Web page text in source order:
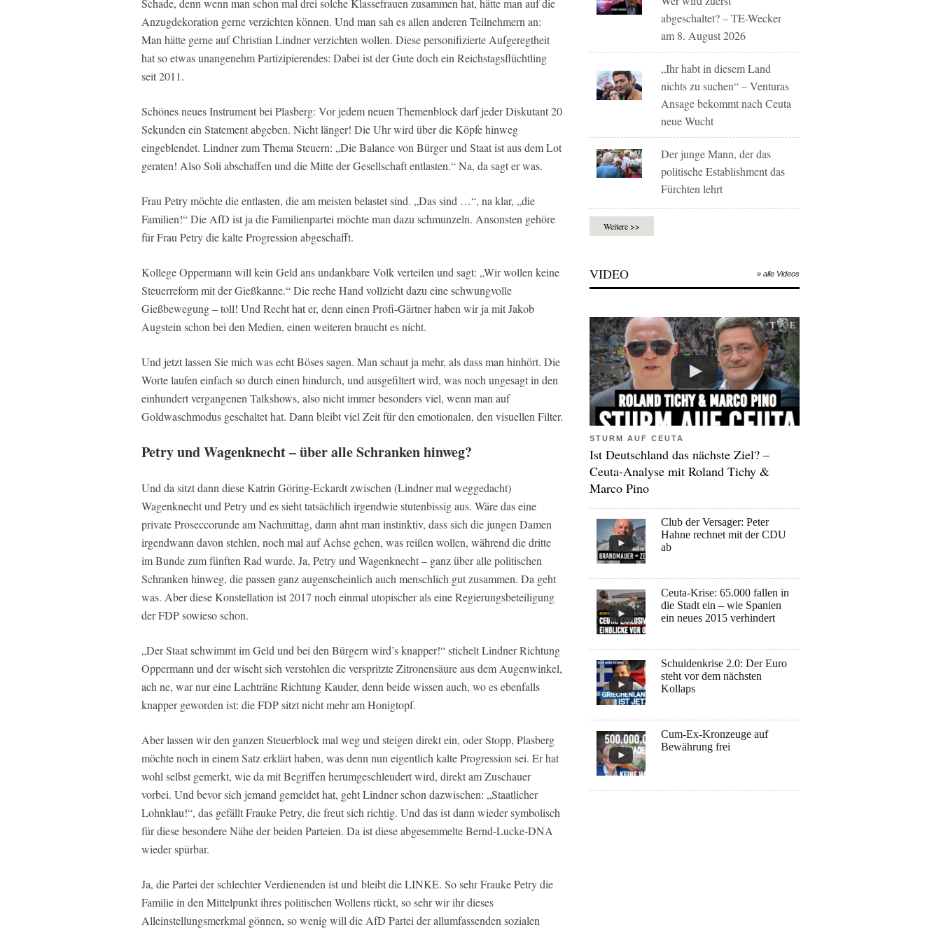
Schade, denn wenn man schon mal drei solche Klassefrauen zusammen hat, hätte man auf die
Anzugdekoration gerne verzichten können. Und man sah es allen anderen Teilnehmern an:
Man hätte gerne auf Christian Lindner verzichten wollen. Diese personifizierte Aufgeregtheit
hat so etwas unangenehm Partizipierendes: Dabei ist der Gute doch ein Reichstagsflüchtling
seit 2011.
Schönes neues Instrument bei Plasberg: Vor jedem neuen Themenblock darf jeder Diskutant 20
Sekunden ein Statement abgeben. Nicht länger! Die Uhr wird über die Köpfe hinweg
eingeblendet. Lindner zum Thema Steuern: „Die Balance von Bürger und Staat ist aus dem Lot
geraten! Also Soli abschaffen und die Mitte der Gesellschaft entlasten.“ Na, da sagt er was.
Frau Petry möchte die entlasten, die am meisten belastet sind. „Das sind …“, na klar, „die
Familien!“ Die AfD ist ja die Familienpartei möchte man dazu schmunzeln. Ansonsten gehöre
für Frau Petry die kalte Progression abgeschafft.
Kollege Oppermann will kein Geld ans undankbare Volk verteilen und sagt: „Wir wollen keine
Steuerreform mit der Gießkanne.“ Die reche Hand vollzieht dazu eine schwungvolle
Gießbewegung – toll! Und Recht hat er, denn einen Profi-Gärtner haben wir ja mit Jakob
Augstein schon bei den Medien, einen weiteren braucht es nicht.
Und jetzt lassen Sie mich was echt Böses sagen. Man schaut ja mehr, als dass man hinhört. Die
Worte laufen einfach so durch einen hindurch, und ausgefiltert wird, was noch ungesagt in den
einhundert vergangenen Talkshows, also nicht immer besonders viel, wenn man auf
Goldwaschmodus geschaltet hat. Dann bleibt viel Zeit für den emotionalen, den visuellen Filter.
Petry und Wagenknecht – über alle Schranken hinweg?
Und da sitzt dann diese Katrin Göring-Eckardt zwischen (Lindner mal weggedacht)
Wagenknecht und Petry und es sieht tatsächlich irgendwie stutenbissig aus. Wäre das eine
private Proseccorunde am Nachmittag, dann ahnt man instinktiv, dass sich die jungen Damen
irgendwann davon stehlen, noch mal auf Achse gehen, was reißen wollen, während die dritte
im Bunde zum fünften Rad wurde. Ja, Petry und Wagenknecht – ganz über alle politischen
Schranken hinweg, die passen ganz augenscheinlich auch menschlich gut zusammen. Da geht
was. Aber diese Konstellation ist 2017 noch einmal utopischer als eine Regierungsbeteiligung
der FDP sowieso schon.
„Der Staat schwimmt im Geld und bei den Bürgern wird’s knapper!“ stichelt Lindner Richtung
Oppermann und der wischt sich verstohlen die verspritzte Zitronensäure aus dem Augenwinkel,
ach ne, war nur eine Lachträne Richtung Kauder, denn beide wissen auch, wo es ebenfalls
knapper geworden ist: die FDP sitzt nicht mehr am Honigtopf.
Aber lassen wir den ganzen Steuerblock mal weg und steigen direkt ein, oder Stopp, Plasberg
möchte noch in einem Satz erklärt haben, was denn nun eigentlich kalte Progression sei. Er hat
wohl selbst gemerkt, wie da mit Begriffen herumgeschleudert wird, direkt am Zuschauer
vorbei. Und bevor sich jemand gemeldet hat, geht Lindner schon dazwischen: „Staatlicher
Lohnklau!“, das gefällt Frauke Petry, die freut sich richtig. Und das ist dann wieder symbolisch
für diese besondere Nähe der beiden Parteien. Da ist diese abgesemmelte Bernd-Lucke-DNA
wieder spürbar.
Ja, die Partei der schlechter Verdienenden ist und bleibt die LINKE. So sehr Frauke Petry die
Familie in den Mittelpunkt ihres politischen Wollens rückt, so sehr wir ihr dieses
Alleinstellungsmerkmal gönnen, so wenig will die AfD Partei der allumfassenden sozialen
abgeschaltet? – TE-Wecker
am 8. August 2026
„Ihr habt in diesem Land
nichts zu suchen“ – Venturas
Ansage bekommt nach Ceuta
neue Wucht
Der junge Mann, der das
politische Establishment das
Fürchten lehrt
Weitere >>
VIDEO » alle Videos
STURM AUF CEUTA
Ist Deutschland das nächste Ziel? –
Ceuta-Analyse mit Roland Tichy &
Marco Pino
Club der Versager: Peter
Hahne rechnet mit der CDU
ab
Ceuta-Krise: 65.000 fallen in
die Stadt ein – wie Spanien
ein neues 2015 verhindert
Schuldenkrise 2.0: Der Euro
steht vor dem nächsten
Kollaps
Cum-Ex-Kronzeuge auf
Bewährung frei